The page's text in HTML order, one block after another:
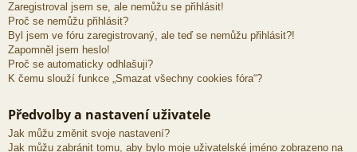
Zaregistroval jsem se, ale nemůžu se přihlásit!
Proč se nemůžu přihlásit?
Byl jsem ve fóru zaregistrovaný, ale teď se nemůžu přihlásit?!
Zapomněl jsem heslo!
Proč se automaticky odhlašuji?
K čemu slouží funkce „Smazat všechny cookies fóra“?
Předvolby a nastavení uživatele
Jak můžu změnit svoje nastavení?
Jak můžu zabránit tomu, aby bylo moje uživatelské jméno zobrazeno na